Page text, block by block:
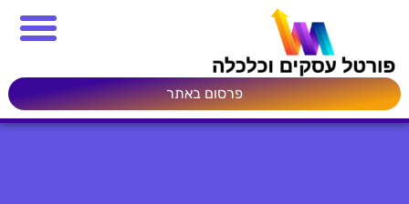
פרסום באתר